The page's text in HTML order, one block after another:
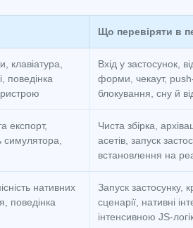
Що перевіряти в
клавіатура,
поведінка
Вхід у застосунок,
форми, чекаут,
блокування, сну й
експорт,
симулятора,
Чиста збірка,
асетів, запуск
встановлення на
нативних
поведінка
Запуск застосунку,
сценарії, нативні
інтенсивною JS-